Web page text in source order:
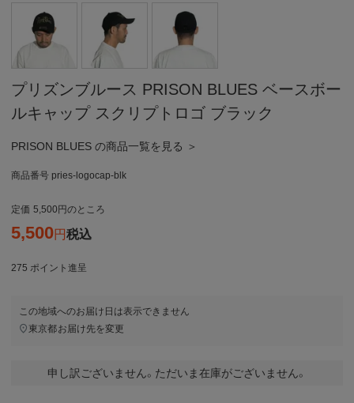
プリズンブルース PRISON BLUES ベースボー
ルキャップ スクリプトロゴ ブラック
PRISON BLUES の商品一覧を見る ＞
商品番号 pries-logocap-blk
定価 5,500 のところ
5,500 税込
275 ポイント進呈
この地域へのお届け日は表示できません
東京都お届け先を変更
申し訳ございません。ただいま在庫がございません。